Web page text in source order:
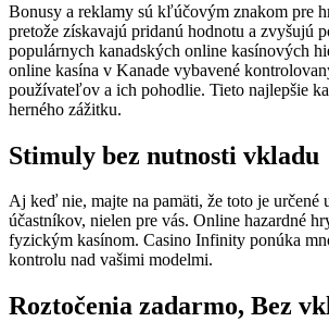
Bonusy a reklamy sú kľúčovým znakom pre
pretože získavajú pridanú hodnotu a zvyšujú
populárnych kanadských online kasínových
online kasína v Kanade vybavené
používateľov a ich pohodlie. Tieto najlepšie
herného zážitku.
Stimuly bez nutnosti vkladu
Aj keď nie, majte na pamäti, že toto je
účastníkov, nielen pre vás. Online hazardné
fyzickým kasínom. Casino Infinity ponúka
kontrolu nad vašimi modelmi.
Roztočenia zadarmo, Bez